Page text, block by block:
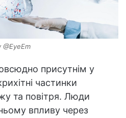
@EyeEm
присутнім у
частинки
та повітря. Люди
впливу через